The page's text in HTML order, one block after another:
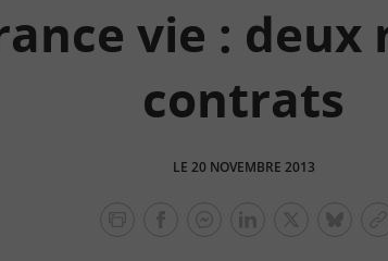
vie : deux
contrats
LE 20 NOVEMBRE 2013